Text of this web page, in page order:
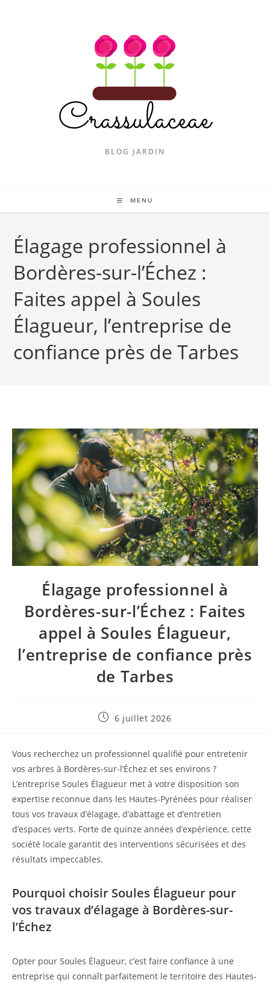
BLOG JARDIN
MENU
Élagage professionnel à
Bordères-sur-l’Échez :
Faites appel à Soules
Élagueur, l’entreprise de
confiance près de Tarbes
Élagage professionnel à
Bordères-sur-l’Échez : Faites
appel à Soules Élagueur,
l’entreprise de confiance près
de Tarbes
Publication
6 juillet 2026
Vous recherchez un professionnel qualifié pour entretenir
vos arbres à Bordères-sur-l’Échez et ses environs ?
L’entreprise Soules Élagueur met à votre disposition son
expertise reconnue dans les Hautes-Pyrénées pour réaliser
tous vos travaux d’élagage, d’abattage et d’entretien
d’espaces verts. Forte de quinze années d’expérience, cette
société locale garantit des interventions sécurisées et des
résultats impeccables.
Pourquoi choisir Soules Élagueur pour
vos travaux d’élagage à Bordères-sur-
l’Échez
Opter pour Soules Élagueur, c’est faire confiance à une
entreprise qui connaît parfaitement le territoire des Hautes-